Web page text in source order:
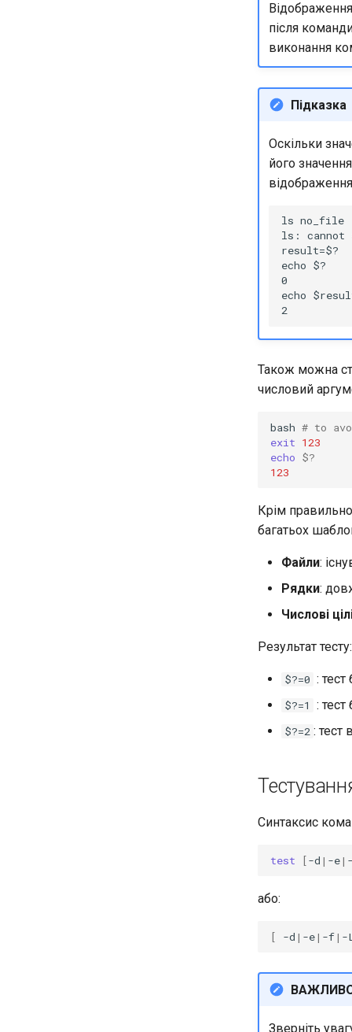
після
виконання
Підказка
Оскільки
його
ls no_file
ls: cannot
result=$?
echo $?
0
echo
2
Також можна
числовий
bash # to
exit 123
echo $?
123
Крім
багатьох
Файли:
Рядки:
Числові
Результат тесту:
$?=0 :
$?=1 :
$?=2 : тест
Синтаксис
test [-d | -e|
або:
[ -d | -e| -f| -L
Зверніть